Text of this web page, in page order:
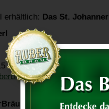
erhältlich: Das St.
Turmstüberl: